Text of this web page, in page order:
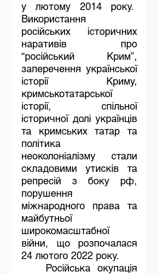
у лютому 2014 року.
Використання
російських історичних
наративів про
“російський Крим”,
заперечення української
історії Криму,
кримськотатарської
історії, спільної
історичної долі українців
та кримських татар та
політика
неоколоніалізму стали
складовими утисків та
репресій з боку рф,
порушення
міжнародного права та
майбутньої
широкомасштабної
війни, що розпочалася
24 лютого 2022 року.